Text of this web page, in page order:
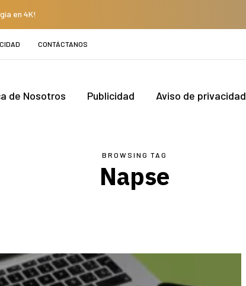
en 4K!
CONTÁCTANOS
de Nosotros Publicidad Aviso de privacidad
BROWSING TAG
Napse